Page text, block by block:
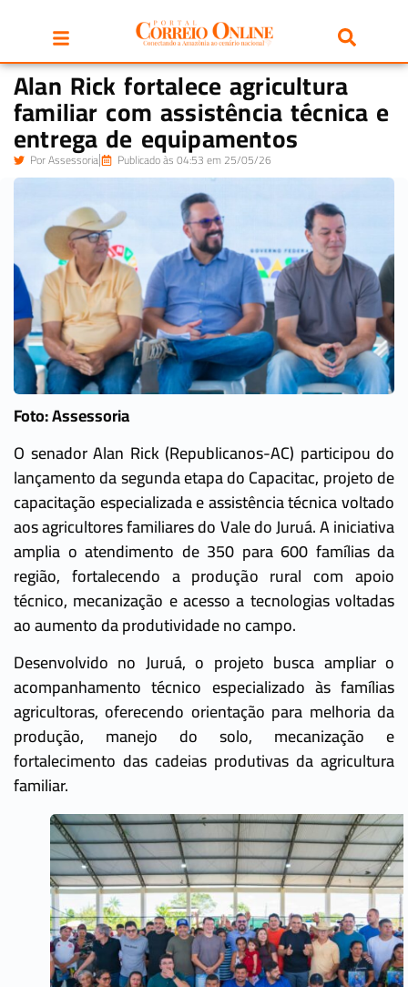
Alan Rick fortalece agricultura
familiar com assistência técnica e
entrega de equipamentos
PorAssessoria Publicado às 04:53 em 25/05/26
Foto: Assessoria
O senador Alan Rick (Republicanos-AC) participou do
lançamento da segunda etapa do Capacitac, projeto de
capacitação especializada e assistência técnica voltado
aos agricultores familiares do Vale do Juruá. A iniciativa
amplia o atendimento de 350 para 600 famílias da
região, fortalecendo a produção rural com apoio
técnico, mecanização e acesso a tecnologias voltadas
ao aumento da produtividade no campo.
Desenvolvido no Juruá, o projeto busca ampliar o
acompanhamento técnico especializado às famílias
agricultoras, oferecendo orientação para melhoria da
produção, manejo do solo, mecanização e
fortalecimento das cadeias produtivas da agricultura
familiar.